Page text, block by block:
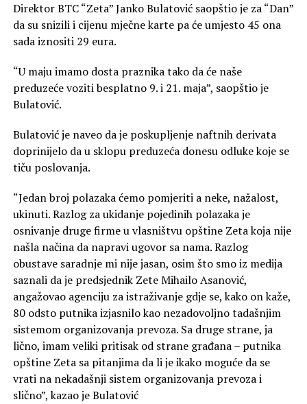
Direktor BTC “Zeta” Janko Bulatović saopštio je za “Dan”
da su snizili i cijenu mječne karte pa će umjesto 45 ona
sada iznositi 29 eura.
“U maju imamo dosta praznika tako da će naše
preduzeće voziti besplatno 9. i 21. maja”, saopštio je
Bulatović.
Bulatović je naveo da je poskupljenje naftnih derivata
doprinijelo da u sklopu preduzeća donesu odluke koje se
tiču poslovanja.
“Jedan broj polazaka ćemo pomjeriti a neke, nažalost,
ukinuti. Razlog za ukidanje pojedinih polazaka je
osnivanje druge firme u vlasništvu opštine Zeta koja nije
našla načina da napravi ugovor sa nama. Razlog
obustave saradnje mi nije jasan, osim što smo iz medija
saznali da je predsjednik Zete Mihailo Asanović,
angažovao agenciju za istraživanje gdje se, kako on kaže,
80 odsto putnika izjasnilo kao nezadovoljno tadašnjim
sistemom organizovanja prevoza. Sa druge strane, ja
lično, imam veliki pritisak od strane građana – putnika
opštine Zeta sa pitanjima da li je ikako moguće da se
vrati na nekadašnji sistem organizovanja prevoza i
slično”, kazao je Bulatović